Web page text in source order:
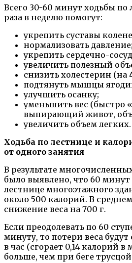
Всего 30-60 минут ходьбы по
раза в неделю помогут:
укрепить суставы
нормализовать давление;
укрепить сердечно-
увеличить полезный
снизить холестерин (на
подтянуть мышцы
улучшить осанку;
уменьшить вес (быстро
выпирающий живот,
увеличить объем легких.
Ходьба по лестнице и
от одного занятия
В результате
было выявлено, что 60 минут
лестнице многоэтажного
около 500 калорий. В
снижение веса на 700 г.
Если преодолевать по 60
минуту, то потери веса будут
в час (сгорает 0,14 калорий в
больше, чем при беге